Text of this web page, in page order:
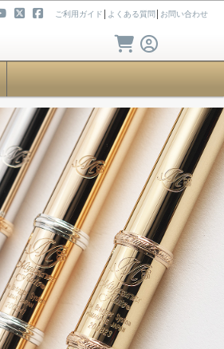
ご利用ガイド よくある質問 お問い合わせ